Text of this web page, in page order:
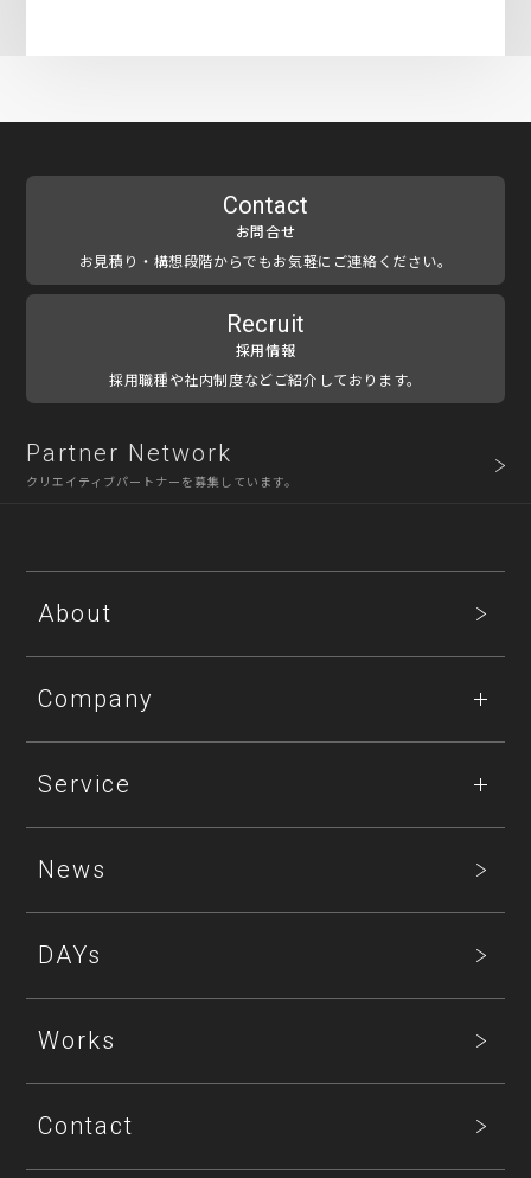
Contact
お問合せ
お見積り・構想段階からでもお気軽にご連絡ください。
Recruit
採用情報
採用職種や社内制度などご紹介しております。
Partner Network
クリエイティブパートナーを募集しています。
About
Company
Service
News
DAYs
Works
Contact